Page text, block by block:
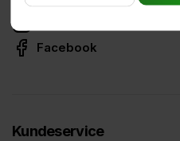
Facebook
Kundeservice